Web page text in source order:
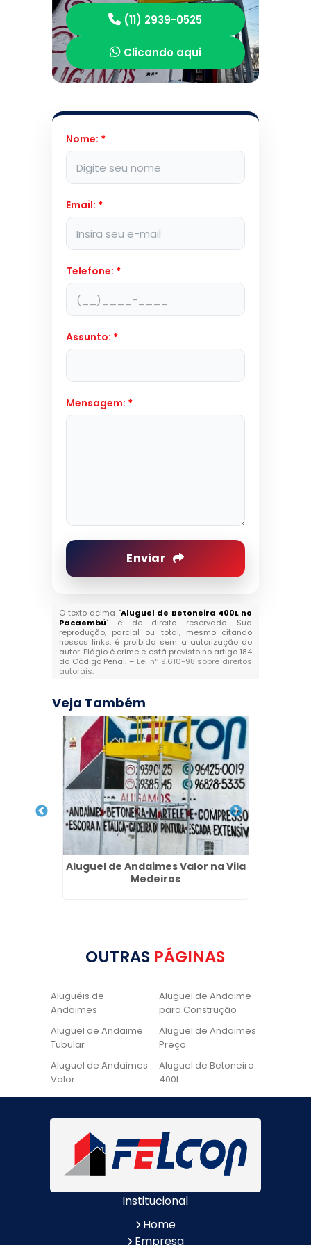
(11) 2939-0525
Clicando aqui
Nome: *
Email: *
Telefone: *
Assunto: *
Mensagem: *
Enviar
O texto acima "Aluguel de Betoneira 400L no
Pacaembú" é de direito reservado. Sua
reprodução, parcial ou total, mesmo citando
nossos links, é proibida sem a autorização do
autor. Plágio é crime e está previsto no artigo 184
do Código Penal. – Lei n° 9.610-98 sobre direitos
autorais.
Veja Também
Aluguel de Andaimes Valor na Vila
Medeiros
OUTRAS PÁGINAS
Aluguéis de
Andaimes
Aluguel de Andaime
para Construção
Aluguel de Andaime
Tubular
Aluguel de Andaimes
Preço
Aluguel de Andaimes
Valor
Aluguel de Betoneira
400L
Aluguel de Betoneira
Cadeira de Pintura
Locação de Andaime
Preço
Locação de Andaime
Tubular
Locação de Andaime
Locação de
Quanto Custa
Andaimes
Institucional
Home
Empresa